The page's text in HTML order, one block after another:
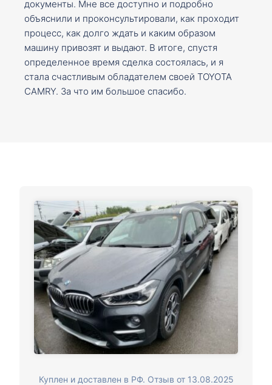
документы. Мне все доступно и подробно
объяснили и проконсультировали, как проходит
процесс, как долго ждать и каким образом
машину привозят и выдают. В итоге, спустя
определенное время сделка состоялась, и я
стала счастливым обладателем своей TOYOTA
CAMRY. За что им большое спасибо.
Куплен и доставлен в РФ. Отзыв от 13.08.2025